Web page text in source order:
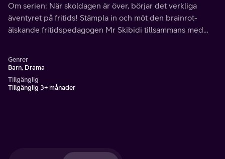
Om serien: När skoldagen är över, börjar det verkliga
äventyret på fritids! Stämpla in och möt den brainrot-
älskande fritidspedagogen Mr Skibidi tillsammans med
Genrer
Barn, Drama
Tillgänglig
Tillgänglig 3+ månader